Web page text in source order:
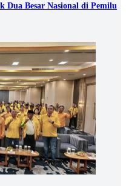
Dua Besar Nasional di Pemilu